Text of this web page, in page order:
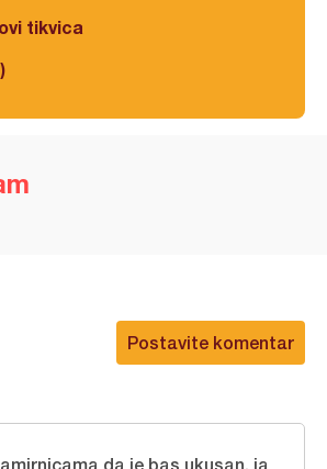
tikvica
Postavite komentar
da je bas ukusan, ja